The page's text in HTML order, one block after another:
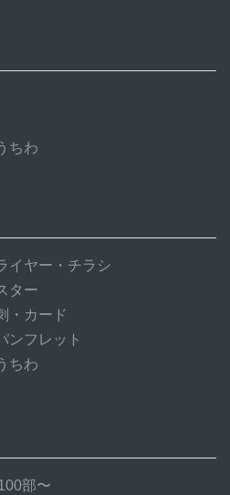
ちわ
イヤー・チラシ
ター
・カード
ンフレット
ちわ
部〜